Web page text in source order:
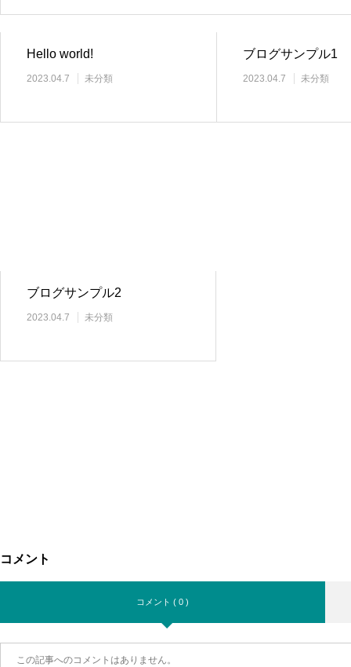
Hello world!
2023.04.7 未分類
ブログサンプル1
2023.04.7 未分類
ブログサンプル2
2023.04.7 未分類
コメント
コメント ( 0 )
この記事へのコメントはありません。